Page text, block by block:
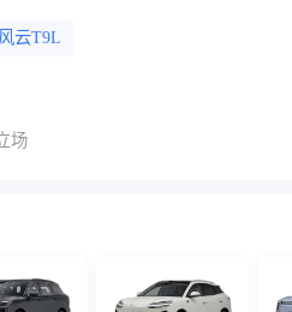
云T9L
场